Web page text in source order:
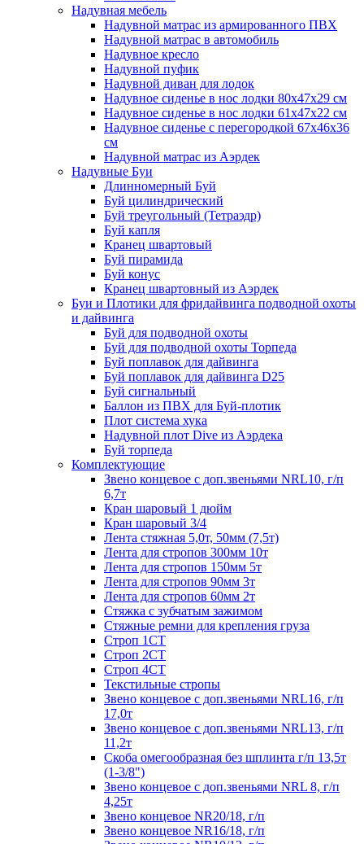
Надувная мебель
Надувной матрас из армированного ПВХ
Надувной матрас в автомобиль
Надувное кресло
Надувной пуфик
Надувной диван для лодок
Надувное сиденье в нос лодки 80х47х29 см
Надувное сиденье в нос лодки 61х47х22 см
Надувное сиденье с перегородкой 67х46х36
см
Надувной матрас из Аэрдек
Надувные Буи
Длинномерный Буй
Буй цилиндрический
Буй треугольный (Тетраэдр)
Буй капля
Кранец швартовый
Буй пирамида
Буй конус
Кранец швартовный из Аэрдек
Буи и Плотики для фридайвинга подводной охоты
и дайвинга
Буй для подводной охоты
Буй для подводной охоты Торпеда
Буй поплавок для дайвинга
Буй поплавок для дайвинга D25
Буй сигнальный
Баллон из ПВХ для Буй-плотик
Плот система хука
Надувной плот Dive из Аэрдека
Буй торпеда
Комплектующие
Звено концевое с доп.звеньями NRL10, г/п
6,7т
Кран шаровый 1 дюйм
Кран шаровый 3/4
Лента стяжная 5,0т, 50мм (7,5т)
Лента для стропов 300мм 10т
Лента для стропов 150мм 5т
Лента для стропов 90мм 3т
Лента для стропов 60мм 2т
Стяжка с зубчатым зажимом
Стяжные ремни для крепления груза
Строп 1СТ
Строп 2СТ
Строп 4СТ
Текстильные стропы
Звено концевое с доп.звеньями NRL16, г/п
17,0т
Звено концевое с доп.звеньями NRL13, г/п
11,2т
Скоба омегообразная без шплинта г/п 13,5т
(1-3/8")
Звено концевое с доп.звеньями NRL 8, г/п
4,25т
Звено концевое NR20/18, г/п
Звено концевое NR16/18, г/п